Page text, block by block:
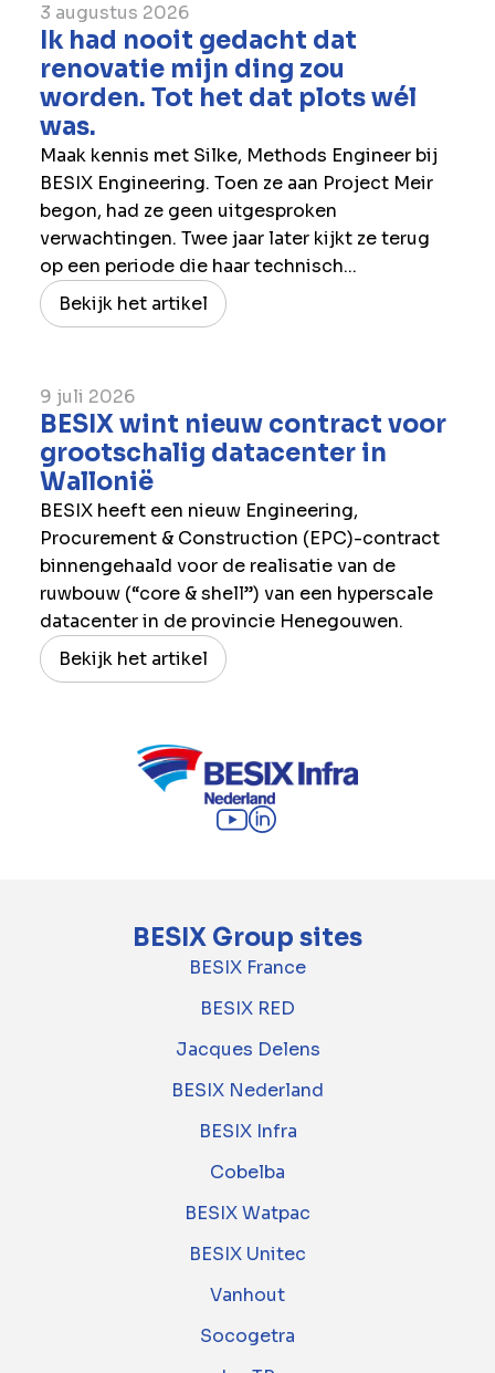
3 augustus 2026
Ik had nooit gedacht dat
renovatie mijn ding zou
worden. Tot het dat plots wél
was.
Maak kennis met Silke, Methods Engineer bij
BESIX Engineering. Toen ze aan Project Meir
begon, had ze geen uitgesproken
verwachtingen. Twee jaar later kijkt ze terug
op een periode die haar technisch...
Bekijk het artikel
9 juli 2026
BESIX wint nieuw contract voor
grootschalig datacenter in
Wallonië
BESIX heeft een nieuw Engineering,
Procurement & Construction (EPC)-contract
binnengehaald voor de realisatie van de
ruwbouw (“core & shell”) van een hyperscale
datacenter in de provincie Henegouwen.
Bekijk het artikel
BESIX Group sites
BESIX France
BESIX RED
Jacques Delens
BESIX Nederland
BESIX Infra
Cobelba
BESIX Watpac
BESIX Unitec
Vanhout
Socogetra